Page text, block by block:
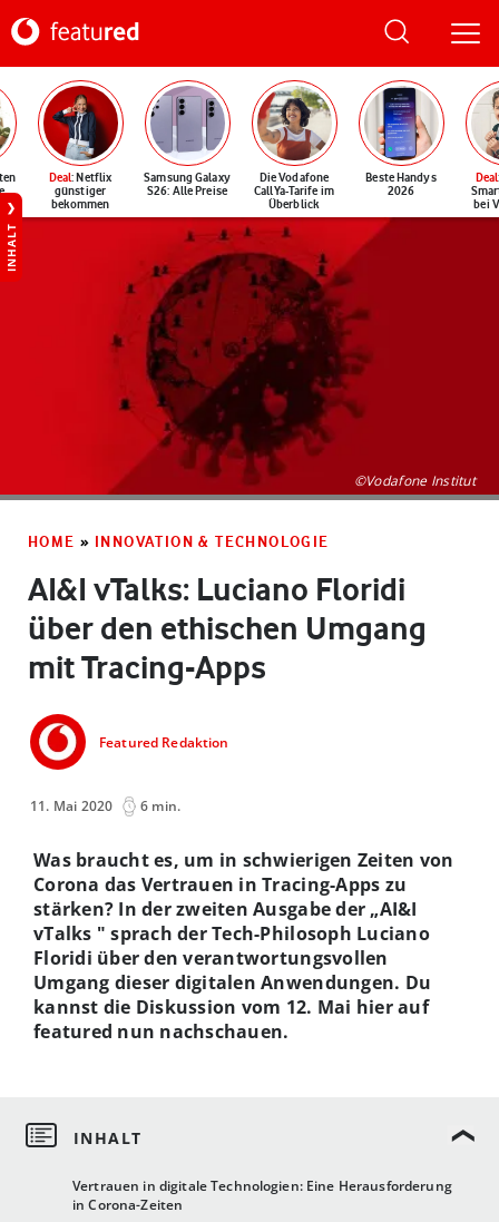
Deal: Netflix
günstiger
bekommen
Samsung Galaxy
S26: Alle Preise
Die Vodafone
CallYa-Tarife im
Überblick
Beste Handys
2026
Deal
bei
INHALT
©Vodafone Institut
HOME » INNOVATION & TECHNOLOGIE
AI&I vTalks: Luciano Floridi
über den ethischen Umgang
mit Tracing-Apps
Featured Redaktion
11. Mai 2020 6 min.
Vertrauen in digitale Technologien: Eine Herausforderung
in Corona-Zeiten
Was braucht es, um in schwierigen Zeiten von
Corona das Vertrauen in Tracing-Apps zu
stärken? In der zweiten Ausgabe der „AI&I
vTalks " sprach der Tech-Philosoph Luciano
Floridi über den verantwortungsvollen
Umgang dieser digitalen Anwendungen. Du
kannst die Diskussion vom 12. Mai hier auf
featured nun nachschauen.